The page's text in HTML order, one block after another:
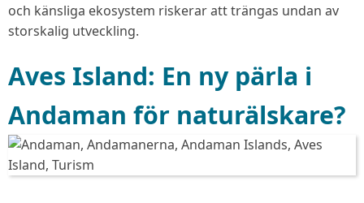
och känsliga ekosystem riskerar att trängas undan av
storskalig utveckling.
Aves Island: En ny pärla i
Andaman för naturälskare?